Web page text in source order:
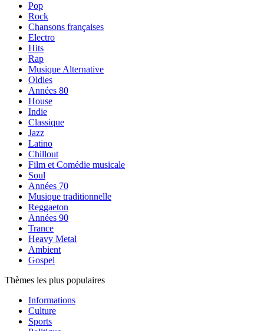
Pop
Rock
Chansons françaises
Electro
Hits
Rap
Musique Alternative
Oldies
Années 80
House
Indie
Classique
Jazz
Latino
Chillout
Film et Comédie musicale
Soul
Années 70
Musique traditionnelle
Reggaeton
Années 90
Trance
Heavy Metal
Ambient
Gospel
Thèmes les plus populaires
Informations
Culture
Sports